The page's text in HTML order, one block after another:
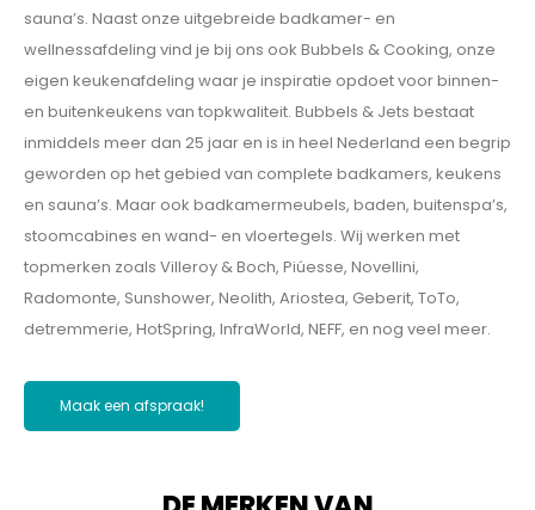
sauna’s. Naast onze uitgebreide badkamer- en
wellnessafdeling vind je bij ons ook Bubbels & Cooking, onze
eigen keukenafdeling waar je inspiratie opdoet voor binnen-
en buitenkeukens van topkwaliteit. Bubbels & Jets bestaat
inmiddels meer dan 25 jaar en is in heel Nederland een begrip
geworden op het gebied van complete badkamers, keukens
en sauna’s. Maar ook badkamermeubels, baden, buitenspa’s,
stoomcabines en wand- en vloertegels. Wij werken met
topmerken zoals Villeroy & Boch, Piúesse, Novellini,
Radomonte, Sunshower, Neolith, Ariostea, Geberit, ToTo,
detremmerie, HotSpring, InfraWorld, NEFF, en nog veel meer.
Maak een afspraak!